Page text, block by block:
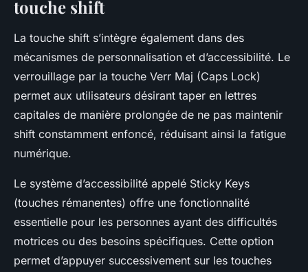
touche shift
La touche shift s’intègre également dans des
mécanismes de personnalisation et d’accessibilité. Le
verrouillage par la touche Verr Maj (Caps Lock)
permet aux utilisateurs désirant taper en lettres
capitales de manière prolongée de ne pas maintenir
shift constamment enfoncé, réduisant ainsi la fatigue
numérique.
Le système d’accessibilité appelé Sticky Keys
(touches rémanentes) offre une fonctionnalité
essentielle pour les personnes ayant des difficultés
motrices ou des besoins spécifiques. Cette option
permet d’appuyer successivement sur les touches